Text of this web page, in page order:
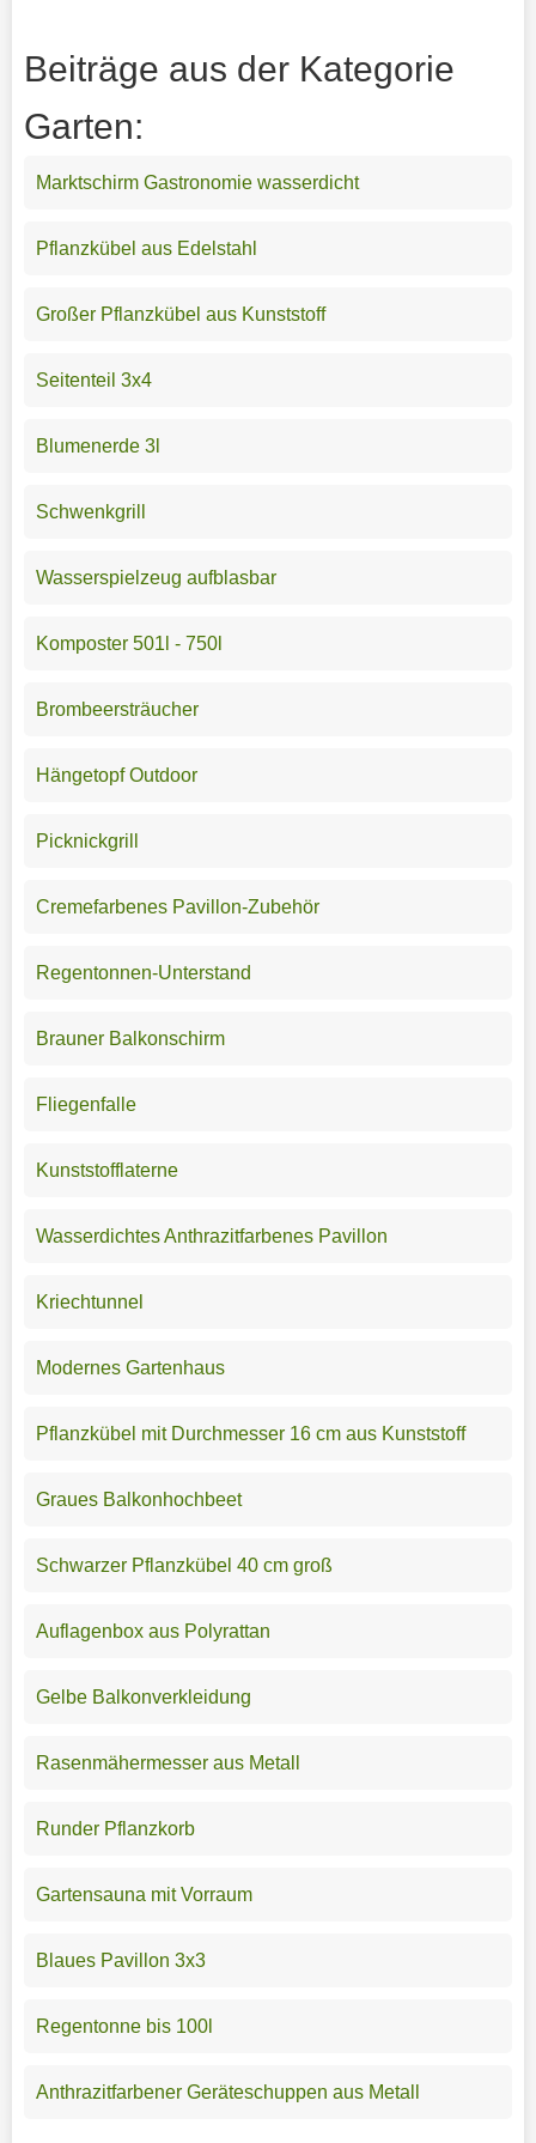
Beiträge aus der Kategorie
Garten:
Marktschirm Gastronomie wasserdicht
Pflanzkübel aus Edelstahl
Großer Pflanzkübel aus Kunststoff
Seitenteil 3x4
Blumenerde 3l
Schwenkgrill
Wasserspielzeug aufblasbar
Komposter 501l - 750l
Brombeersträucher
Hängetopf Outdoor
Picknickgrill
Cremefarbenes Pavillon-Zubehör
Regentonnen-Unterstand
Brauner Balkonschirm
Fliegenfalle
Kunststofflaterne
Wasserdichtes Anthrazitfarbenes Pavillon
Kriechtunnel
Modernes Gartenhaus
Pflanzkübel mit Durchmesser 16 cm aus Kunststoff
Graues Balkonhochbeet
Schwarzer Pflanzkübel 40 cm groß
Auflagenbox aus Polyrattan
Gelbe Balkonverkleidung
Rasenmähermesser aus Metall
Runder Pflanzkorb
Gartensauna mit Vorraum
Blaues Pavillon 3x3
Regentonne bis 100l
Anthrazitfarbener Geräteschuppen aus Metall